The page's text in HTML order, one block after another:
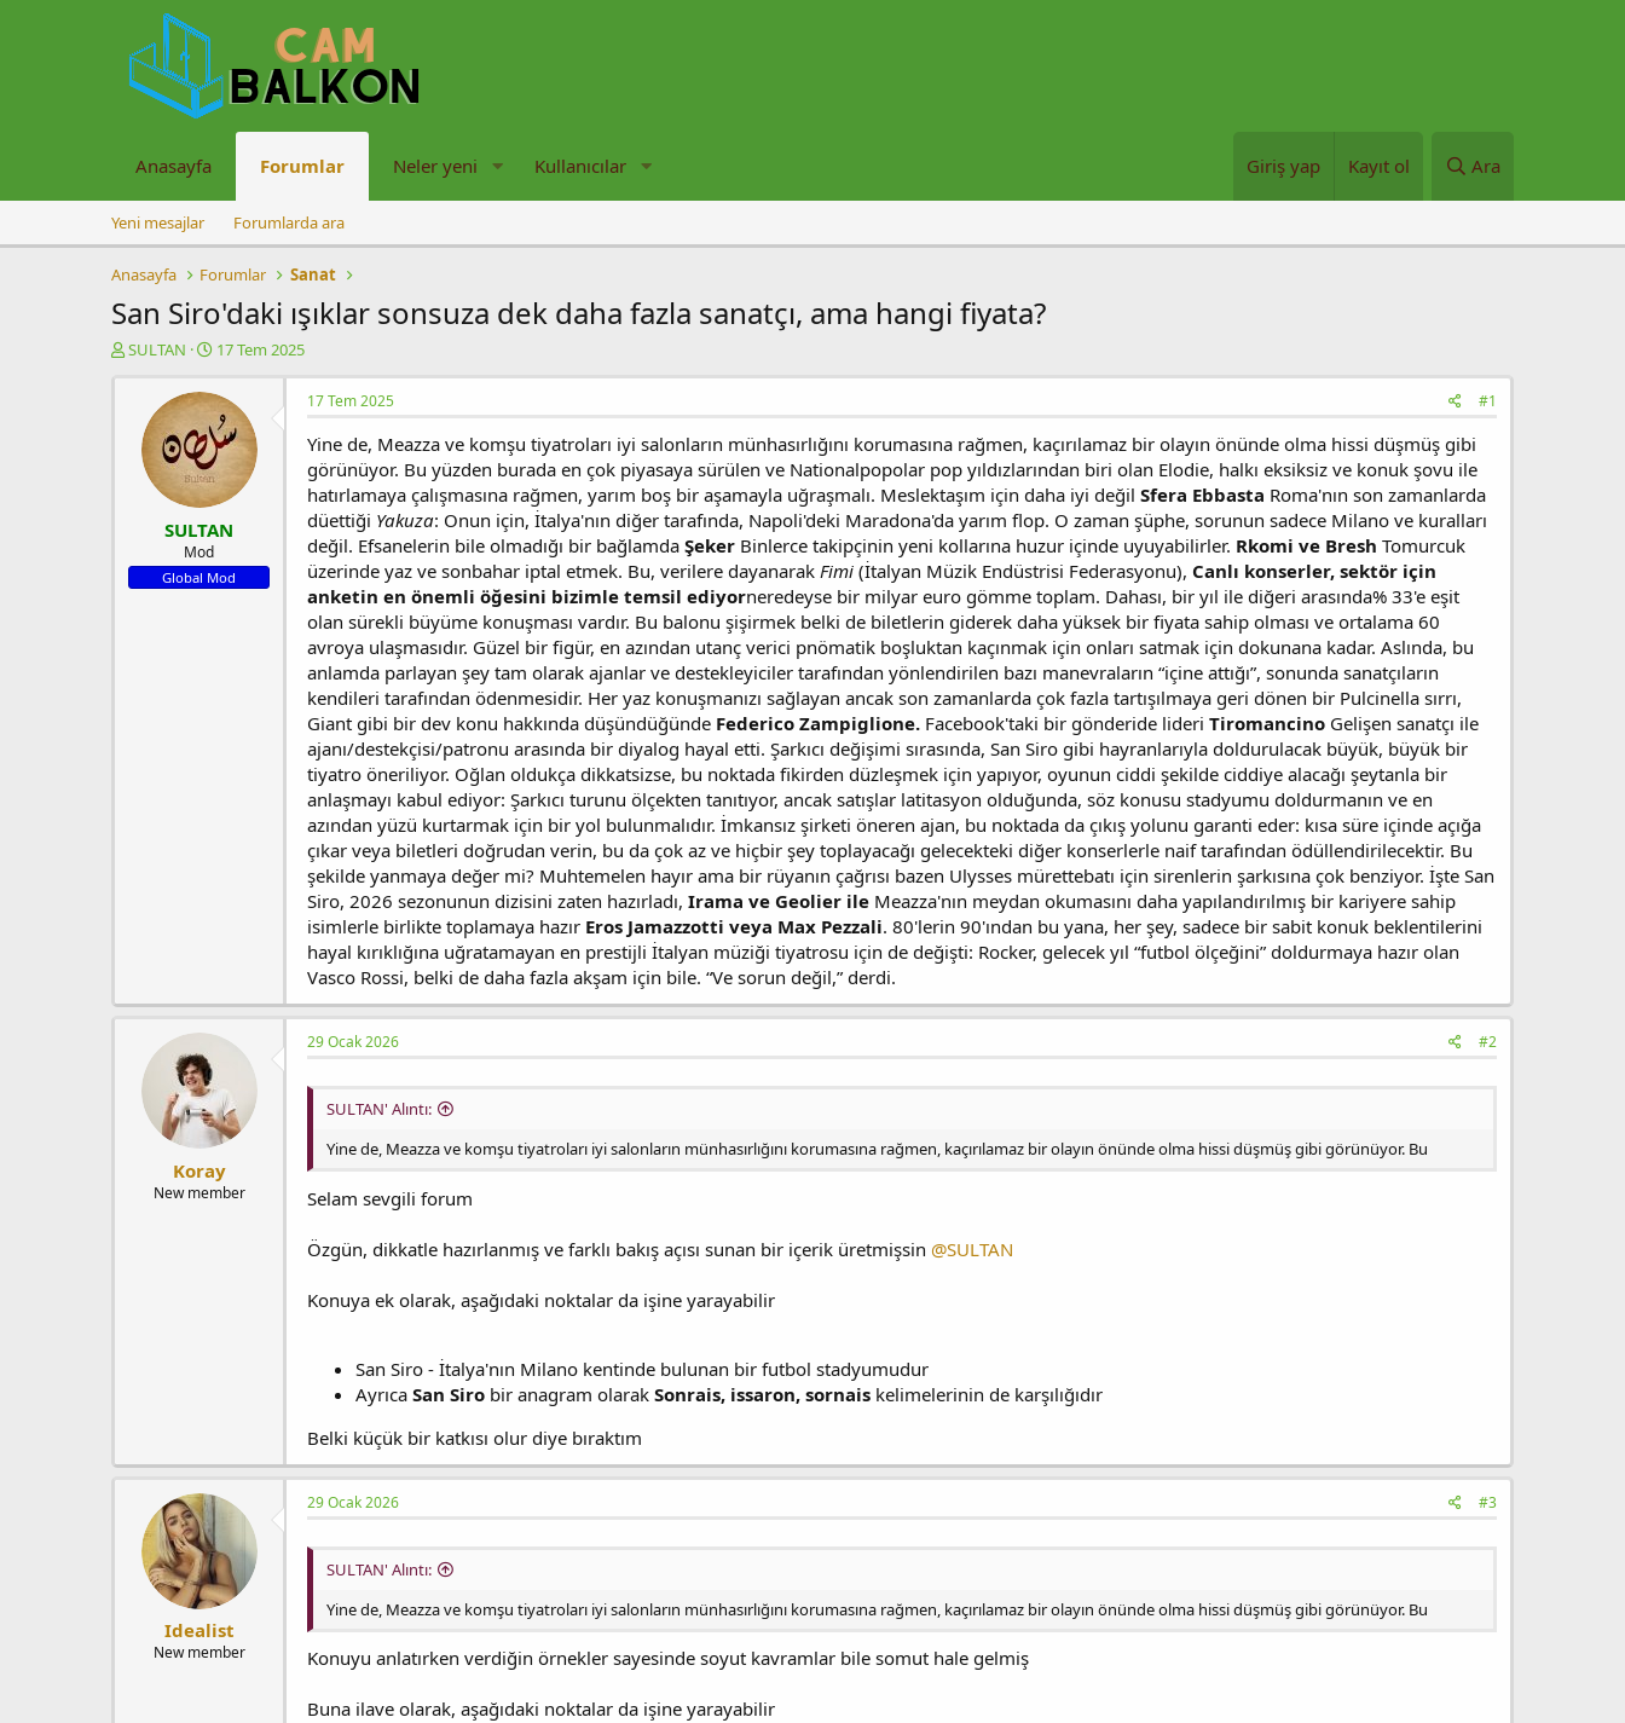
Anasayfa Forumlar Neler yeni Kullanıcılar Giriş yap Kayıt ol Ara
Yeni mesajlar Forumlarda ara
Anasayfa Forumlar Sanat
San Siro'daki ışıklar sonsuza dek daha fazla sanatçı, ama hangi fiyata?
K
a
t
SULTAN
B
ş
l
a
n
ı
ç
t
a
r
17 Tem 2025
SULTAN
Mod
Global Mod
17 Tem 2025 #1
Yine de, Meazza ve komşu tiyatroları iyi salonların münhasırlığını korumasına rağmen, kaçırılamaz bir olayın önünde olma hissi düşmüş gibi
görünüyor. Bu yüzden burada en çok piyasaya sürülen ve Nationalpopolar pop yıldızlarından biri olan Elodie, halkı eksiksiz ve konuk şovu ile
hatırlamaya çalışmasına rağmen, yarım boş bir aşamayla uğraşmalı. Meslektaşım için daha iyi değil Sfera Ebbasta Roma'nın son zamanlarda
düettiği Yakuza: Onun için, İtalya'nın diğer tarafında, Napoli'deki Maradona'da yarım flop. O zaman şüphe, sorunun sadece Milano ve kuralları
değil. Efsanelerin bile olmadığı bir bağlamda Şeker Binlerce takipçinin yeni kollarına huzur içinde uyuyabilirler. Rkomi ve Bresh Tomurcuk
üzerinde yaz ve sonbahar iptal etmek. Bu, verilere dayanarak Fimi (İtalyan Müzik Endüstrisi Federasyonu), Canlı konserler, sektör için
anketin en önemli öğesini bizimle temsil ediyorneredeyse bir milyar euro gömme toplam. Dahası, bir yıl ile diğeri arasında% 33'e eşit
olan sürekli büyüme konuşması vardır. Bu balonu şişirmek belki de biletlerin giderek daha yüksek bir fiyata sahip olması ve ortalama 60
avroya ulaşmasıdır. Güzel bir figür, en azından utanç verici pnömatik boşluktan kaçınmak için onları satmak için dokunana kadar. Aslında, bu
anlamda parlayan şey tam olarak ajanlar ve destekleyiciler tarafından yönlendirilen bazı manevraların “içine attığı”, sonunda sanatçıların
kendileri tarafından ödenmesidir. Her yaz konuşmanızı sağlayan ancak son zamanlarda çok fazla tartışılmaya geri dönen bir Pulcinella sırrı,
Giant gibi bir dev konu hakkında düşündüğünde Federico Zampiglione.Facebook'taki bir gönderide lideri Tiromancino Gelişen sanatçı ile
ajanı/destekçisi/patronu arasında bir diyalog hayal etti. Şarkıcı değişimi sırasında, San Siro gibi hayranlarıyla doldurulacak büyük, büyük bir
tiyatro öneriliyor. Oğlan oldukça dikkatsizse, bu noktada fikirden düzleşmek için yapıyor, oyunun ciddi şekilde ciddiye alacağı şeytanla bir
anlaşmayı kabul ediyor: Şarkıcı turunu ölçekten tanıtıyor, ancak satışlar latitasyon olduğunda, söz konusu stadyumu doldurmanın ve en
azından yüzü kurtarmak için bir yol bulunmalıdır. İmkansız şirketi öneren ajan, bu noktada da çıkış yolunu garanti eder: kısa süre içinde açığa
çıkar veya biletleri doğrudan verin, bu da çok az ve hiçbir şey toplayacağı gelecekteki diğer konserlerle naif tarafından ödüllendirilecektir. Bu
şekilde yanmaya değer mi? Muhtemelen hayır ama bir rüyanın çağrısı bazen Ulysses mürettebatı için sirenlerin şarkısına çok benziyor. İşte San
Siro, 2026 sezonunun dizisini zaten hazırladı, Irama ve Geolier ile Meazza'nın meydan okumasını daha yapılandırılmış bir kariyere sahip
isimlerle birlikte toplamaya hazır Eros Jamazzotti veya Max Pezzali. 80'lerin 90'ından bu yana, her şey, sadece bir sabit konuk beklentilerini
hayal kırıklığına uğratamayan en prestijli İtalyan müziği tiyatrosu için de değişti: Rocker, gelecek yıl “futbol ölçeğini” doldurmaya hazır olan
Vasco Rossi, belki de daha fazla akşam için bile. “Ve sorun değil,” derdi.
Koray
New member
29 Ocak 2026 #2
SULTAN' Alıntı:
Yine de, Meazza ve komşu tiyatroları iyi salonların münhasırlığını korumasına rağmen, kaçırılamaz bir olayın önünde olma hissi düşmüş gibi görünüyor. Bu
Selam sevgili forum
Özgün, dikkatle hazırlanmış ve farklı bakış açısı sunan bir içerik üretmişsin @SULTAN
Konuya ek olarak, aşağıdaki noktalar da işine yarayabilir
San Siro - İtalya'nın Milano kentinde bulunan bir futbol stadyumudur
Ayrıca San Sirobir anagram olarak Sonrais, issaron, sornaiskelimelerinin de karşılığıdır
Belki küçük bir katkısı olur diye bıraktım
Idealist
New member
29 Ocak 2026 #3
SULTAN' Alıntı:
Yine de, Meazza ve komşu tiyatroları iyi salonların münhasırlığını korumasına rağmen, kaçırılamaz bir olayın önünde olma hissi düşmüş gibi görünüyor. Bu
Konuyu anlatırken verdiğin örnekler sayesinde soyut kavramlar bile somut hale gelmiş
Buna ilave olarak, aşağıdaki noktalar da işine yarayabilir